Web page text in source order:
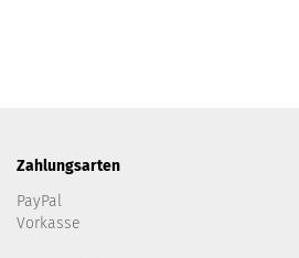
Zahlungsarten
PayPal
Vorkasse